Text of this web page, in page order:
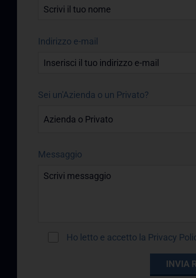
Indirizzo e-mail
Sei un'Azienda o un Privato?
Messaggio
Ho letto e accetto la Privacy